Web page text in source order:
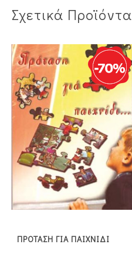
Σχετικά Προϊόντα
ΠΡΟΤΑΣΗ ΓΙΑ ΠΑΙΧΝΙΔΙ